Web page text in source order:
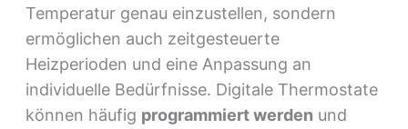
Temperatur genau einzustellen, sondern
ermöglichen auch zeitgesteuerte
Heizperioden und eine Anpassung an
individuelle Bedürfnisse. Digitale Thermostate
können häufig programmiert werden und